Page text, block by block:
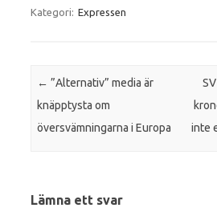
Kategori: Expressen
Inläggsnavigering
← ”Alternativ” media är
knäpptysta om
översvämningarna i Europa
inte
Lämna ett svar